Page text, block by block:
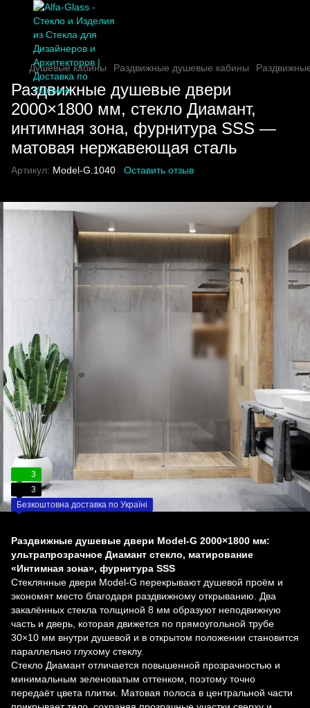
Душевые кабины Раздвижные душевые кабины
Раздвижные душевые двери
2000×1800 мм, стекло Диамант,
интимная зона, фурнитура SSS —
матовая нержавеющая сталь
Артикул: Model-G.1040 Оставить отзыв
3
3
Безкоштовна доставка по Україні
Раздвижные душевые двери Model-G 2000×1800 мм:
ультрапрозрачное Диамант стекло, матирование
«Интимная зона», фурнитура SSS
Стеклянные двери Model-G перекрывают душевой проём и
экономят место благодаря раздвижному открыванию. Два
закалённых стекла толщиной 8 мм образуют неподвижную
часть и дверь, которая движется по прямоугольной трубе
30×10 мм внутри душевой и в открытом положении становится
параллельно глухому стеклу.
Стекло Диамант отличается повышенной прозрачностью и
минимальным зеленоватым оттенком, поэтому точно
передаёт цвета плитки. Матовая полоса в центральной части